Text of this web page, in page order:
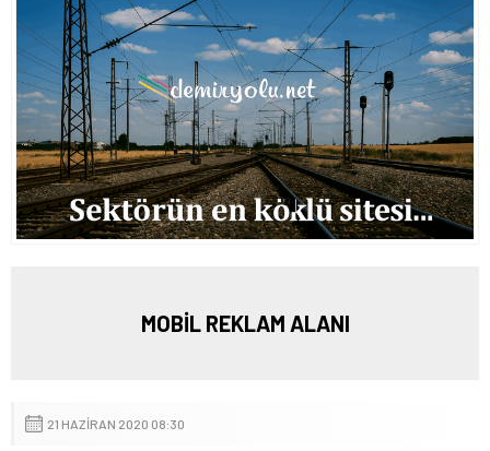
MOBİL REKLAM ALANI
21 HAZIRAN 2020 08:30